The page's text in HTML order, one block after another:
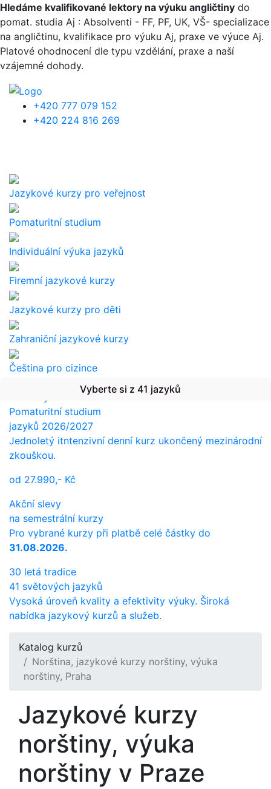
Přejít k hlavnímu obsahu
Hledáme kvalifikované lektory na výuku angličtiny do
pomat. studia Aj : Absolventi - FF, PF, UK, VŠ- specializace
na angličtinu, kvalifikace pro výuku Aj, praxe ve výuce Aj.
Platové ohodnocení dle typu vzdělání, praxe a naší
vzájemné dohody.
+420 777 079 152
+420 224 816 269
Jazykové kurzy pro veřejnost
Pomaturitní studium
Individuální výuka jazyků
Firemní jazykové kurzy
Jazykové kurzy pro děti
Zahraniční jazykové kurzy
Čeština pro cizince
Překlady a tlumočení
Vyberte si z 41 jazyků
Pomaturitní studium
jazyků 2026/2027
Jednoletý itntenzivní denní kurz ukončený mezinárodní
zkouškou.
od 27.990,- Kč
Akční slevy
na semestrální kurzy
Pro vybrané kurzy při platbě celé částky do
31.08.2026.
30 letá tradice
41 světových jazyků
Vysoká úroveň kvality a efektivity výuky. Široká
nabídka jazykový kurzů a služeb.
Katalog kurzů
Norština, jazykové kurzy norštiny, výuka
norštiny, Praha
Jazykové kurzy
norštiny, výuka
norštiny v Praze